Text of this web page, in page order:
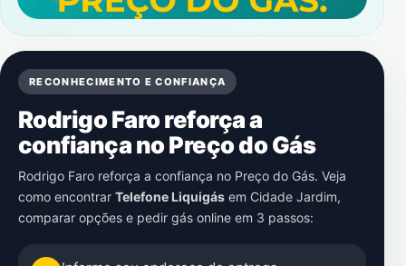
RECONHECIMENTO E CONFIANÇA
Rodrigo Faro reforça a
confiança no Preço do Gás
Rodrigo Faro reforça a confiança no Preço do Gás. Veja
como encontrar Telefone Liquigás em Cidade Jardim,
comparar opções e pedir gás online em 3 passos: